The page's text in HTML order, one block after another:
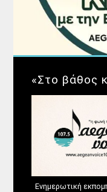
«Στο βάθος
Ενημερωτική